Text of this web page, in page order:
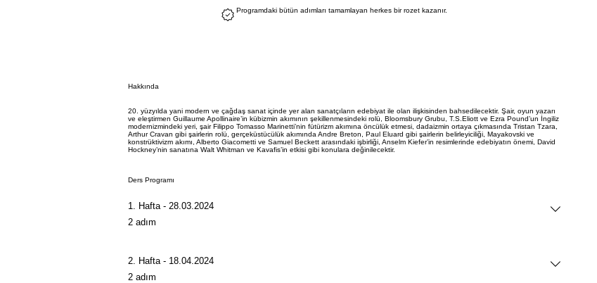
Programdaki bütün adımları tamamlayan herkes bir rozet kazanır.
Hakkında
20. yüzyılda yani modern ve çağdaş sanat içinde yer alan sanatçıların edebiyat ile olan ilişkisinden bahsedilecektir. Şair, oyun yazarı
ve eleştirmen Guillaume Apollinaire’in kübizmin akımının şekillenmesindeki rolü, Bloomsbury Grubu, T.S.Eliott ve Ezra Pound’un İngiliz
modernizmindeki yeri, şair Filippo Tomasso Marinetti’nin fütürizm akımına öncülük etmesi, dadaizmin ortaya çıkmasında Tristan Tzara,
Arthur Cravan gibi şairlerin rolü, gerçeküstücülük akımında Andre Breton, Paul Eluard gibi şairlerin belirleyiciliği, Mayakovski ve
konstrüktivizm akımı, Alberto Giacometti ve Samuel Beckett arasındaki işbirliği, Anselm Kiefer’in resimlerinde edebiyatın önemi, David
Hockney’nin sanatına Walt Whitman ve Kavafis’in etkisi gibi konulara değinilecektir.
Ders Programı
1. Hafta - 28.03.2024
.
2 adım
2. Hafta - 18.04.2024
.
2 adım